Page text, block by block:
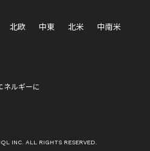
北欧 中東 北米
中南米
ネルギーに
INC. ALL RIGHTS RESERVED.